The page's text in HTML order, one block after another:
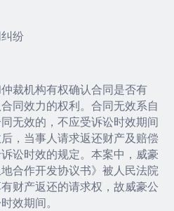
纷
裁机构有权确认合同是否有
同效力的权利。合同无效系自
无效的，不应受诉讼时效期间
，当事人请求返还财产及赔偿
讼时效的规定。本案中，威豪
合作开发协议书》被人民法院
财产返还的请求权，故威豪公
效期间。